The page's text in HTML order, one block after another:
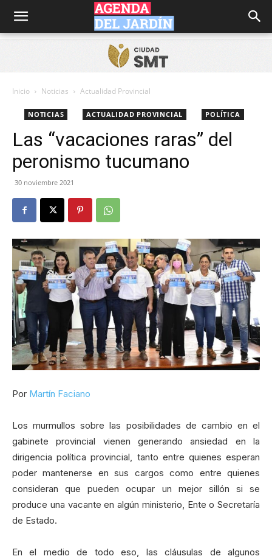
Agenda
Jardín
Inicio Noticias Actualidad Provincial
NOTICIAS ACTUALIDAD PROVINCIAL POLÍTICA
Las “vacaciones raras” del
peronismo tucumano
30 noviembre 2021
Por Martín Faciano
Los murmullos sobre las posibilidades de cambio en el
gabinete provincial vienen generando ansiedad en la
dirigencia política provincial, tanto entre quienes esperan
poder mantenerse en sus cargos como entre quienes
consideran que pueden ocupar un mejor sillón si se
produce una vacante en algún ministerio, Ente o Secretaría
de Estado.
En el medio de todo eso, las cláusulas de algunos